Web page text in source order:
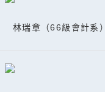
林瑞章（66級會計系）